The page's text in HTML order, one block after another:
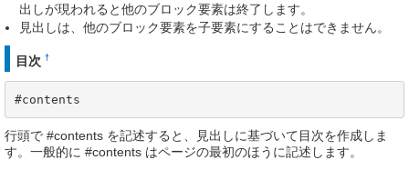
出しが現われると他のブロック要素は終了します。
見出しは、他のブロック要素を子要素にすることはできません。
目次 †
#contents
行頭で #contents を記述すると、見出しに基づいて目次を作成しま
す。一般的に #contents はページの最初のほうに記述します。